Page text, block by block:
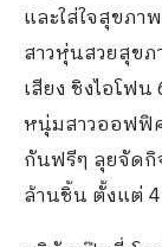
และใส่ใจสุขภ
สาวหุ่นสวยสุข
เสียง ชิงไอโฟ
หนุ่มสาวออฟฟิ
กันฟรีๆ ลุยจัดกิ
ล้านชิ้น ตั้งแต่